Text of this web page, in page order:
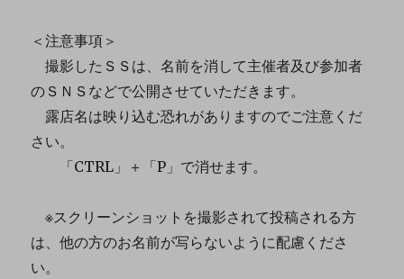
＜注意事項＞
撮影したＳＳは、名前を消して主催者及び参加者
のＳＮＳなどで公開させていただきます。
露店名は映り込む恐れがありますのでご注意くだ
さい。
「CTRL」＋「P」で消せます。
※スクリーンショットを撮影されて投稿される方
は、他の方のお名前が写らないように配慮くださ
い。